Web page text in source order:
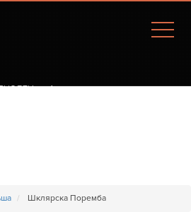
77А
Шклярска Поремба